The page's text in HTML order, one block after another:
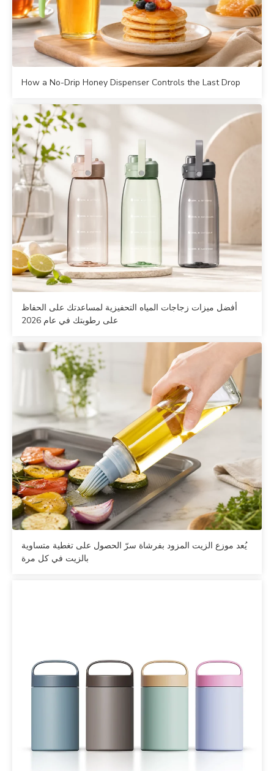
How a No-Drip Honey Dispenser Controls the Last Drop
أفضل ميزات زجاجات المياه التحفيزية لمساعدتك على الحفاظ
على رطوبتك في عام 2026
يُعد موزع الزيت المزود بفرشاة سرّ الحصول على تغطية متساوية
بالزيت في كل مرة